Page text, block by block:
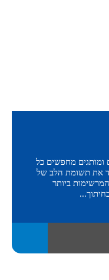
ומותגים מחפשים כל
את תשומת הלב של
ביותר